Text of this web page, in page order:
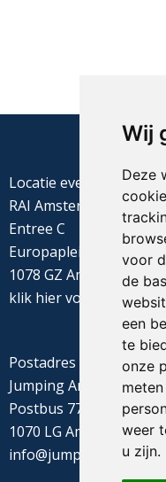
Wij
Deze
voor
de
een
te
onze
weer
u zijn.
Locatie evenement
RAI Amsterdam
Entree C
Europaplein 22
1078 GZ Amsterdam
klik hiervoor de
Postadres
Jumping Amsterdam
Postbus 77655
1070 LG Amsterdam